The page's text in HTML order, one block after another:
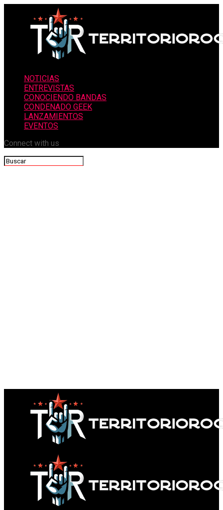
NOTICIAS
ENTREVISTAS
CONOCIENDO BANDAS
CONDENADO GEEK
LANZAMIENTOS
EVENTOS
Connect with us